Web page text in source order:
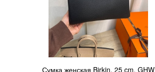
Сумка женская Birkin, 25 cm, GHW